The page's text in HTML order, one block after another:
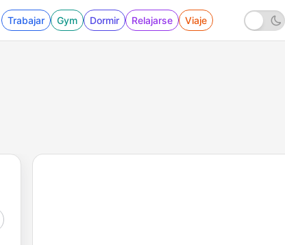
Trabajar Gym Dormir Relajarse Viaje